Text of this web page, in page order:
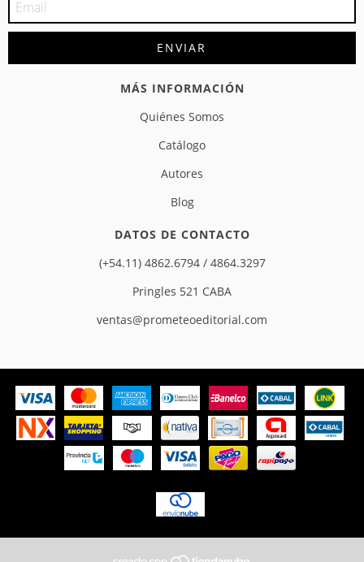
MÁS INFORMACIÓN
Quiénes Somos
Catálogo
Autores
Blog
DATOS DE CONTACTO
(+54.11) 4862.6794 / 4864.3297
Pringles 521 CABA
ventas@prometeoeditorial.com